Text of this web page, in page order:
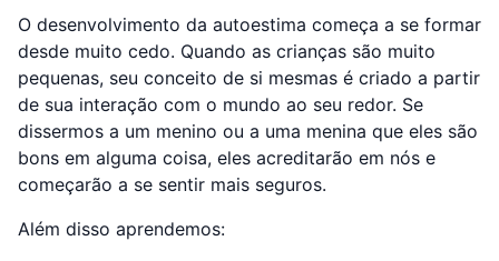
O desenvolvimento da autoestima começa a se formar
desde muito cedo. Quando as crianças são muito
pequenas, seu conceito de si mesmas é criado a partir
de sua interação com o mundo ao seu redor. Se
dissermos a um menino ou a uma menina que eles são
bons em alguma coisa, eles acreditarão em nós e
começarão a se sentir mais seguros.
Além disso aprendemos: